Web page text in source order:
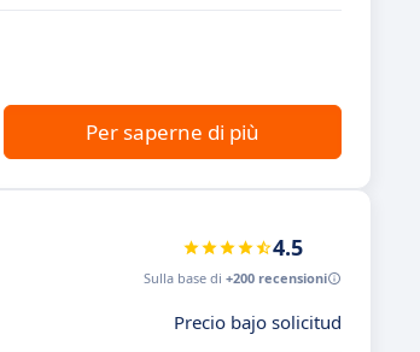
Per saperne di più
4.5
Sulla base di +200 recensioni
Precio bajo solicitud